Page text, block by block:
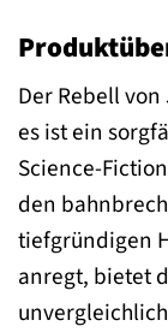
Der Rebell
es ist ein
Science-
den
tiefgründigen
anregt, bietet